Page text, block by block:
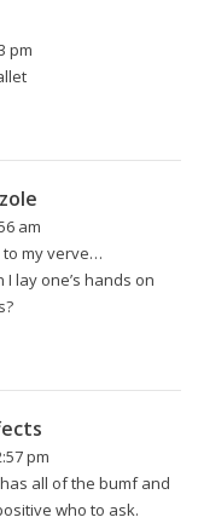
pm
am
to my verve…
lay one’s hands on
pm
all of the bumf and
who to ask.